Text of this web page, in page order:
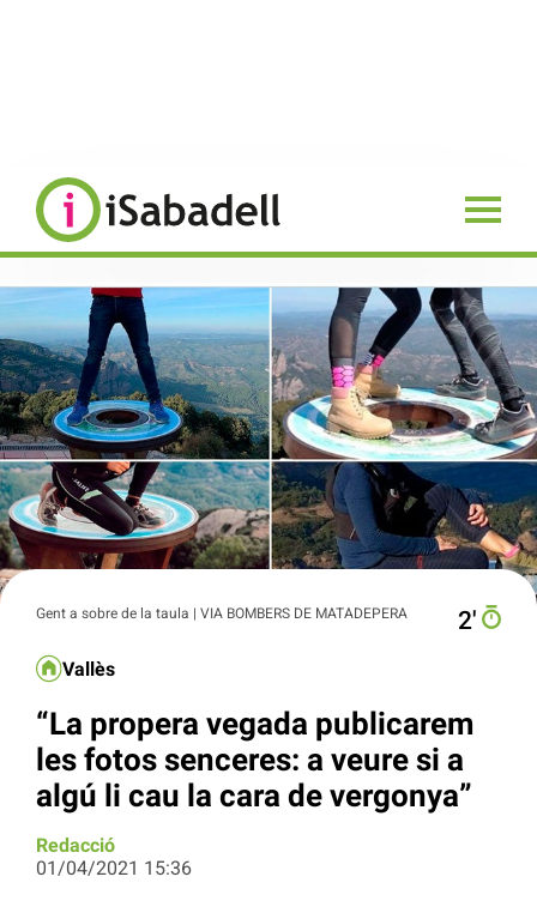
Gent a sobre de la taula | VIA BOMBERS DE MATADEPERA 2′
Vallès
“La propera vegada publicarem
les fotos senceres: a veure si a
algú li cau la cara de vergonya”
Redacció
01/04/2021 15:36